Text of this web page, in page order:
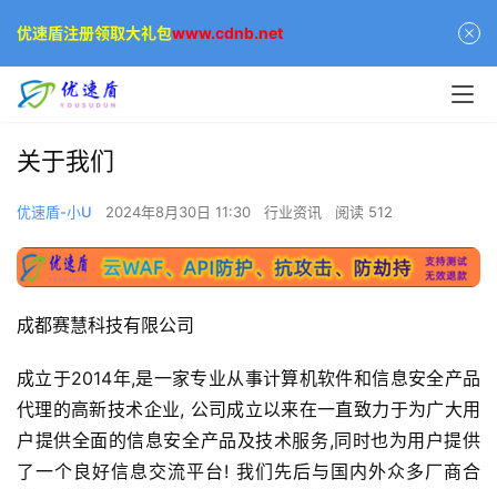
关于我们
优速盾-小U 2024年8月30日 11:30 行业资讯 阅读 512
成都赛慧科技有限公司
成立于2014年,是一家专业从事计算机软件和信息安全产品
代理的高新技术企业, 公司成立以来在一直致力于为广大用
户提供全面的信息安全产品及技术服务,同时也为用户提供
了一个良好信息交流平台! 我们先后与国内外众多厂商合
优速盾注册领取大礼包www.cdnb.net